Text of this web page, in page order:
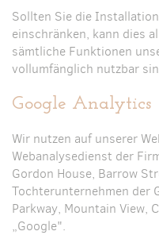
Sollten Sie die
einschränken, kann dies
sämtliche Funktionen
vollumfänglich nutzbar
Google Analytics
Wir nutzen auf unserer
Webanalysedienst der
Gordon House, Barrow
Tochterunternehmen der
Parkway, Mountain View,
„Google".